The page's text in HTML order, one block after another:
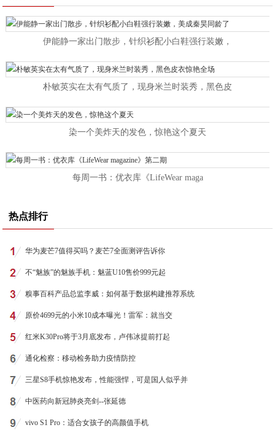
伊能静一家出门散步，针织衫配小白鞋强行装嫩，
朴敏英实在太有气质了，现身米兰时装秀，黑色皮
染一个美炸天的发色，惊艳这个夏天
每周一书：优衣库《LifeWear maga
热点排行
华为麦芒7值得买吗？麦芒7全面测评告诉你
不“魅族”的魅族手机：魅蓝U10售价999元起
糗事百科产品总监李威：如何基于数据构建推荐系统
原价4699元的小米10成本曝光！雷军：就当交
红米K30Pro将于3月底发布，卢伟冰提前打起
通化检察：移动检务助力疫情防控
三星S8手机惊艳发布，性能强悍，可是国人似乎并
中医药向新冠肺炎亮剑--张延德
vivo S1 Pro：适合女孩子的高颜值手机